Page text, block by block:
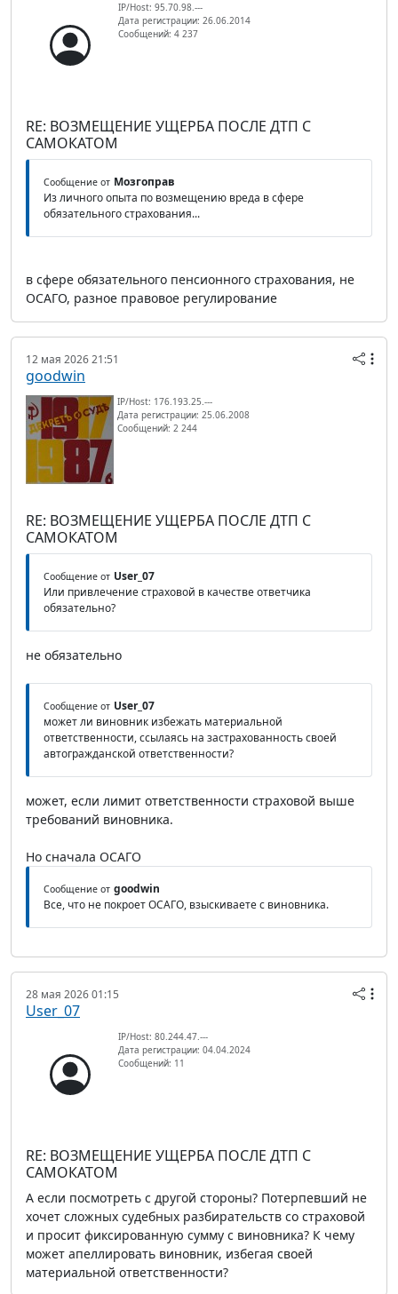
IP/Host: 95.70.98.---
Дата регистрации: 26.06.2014
Сообщений: 4 237
RE: ВОЗМЕЩЕНИЕ УЩЕРБА ПОСЛЕ ДТП С
САМОКАТОМ
Сообщение от Мозгоправ
Из личного опыта по возмещению вреда в сфере
обязательного страхования...
в сфере обязательного пенсионного страхования, не
ОСАГО, разное правовое регулирование
12 мая 2026 21:51
goodwin
IP/Host: 176.193.25.---
Дата регистрации: 25.06.2008
Сообщений: 2 244
RE: ВОЗМЕЩЕНИЕ УЩЕРБА ПОСЛЕ ДТП С
САМОКАТОМ
Сообщение от User_07
Или привлечение страховой в качестве ответчика
обязательно?
не обязательно
Сообщение от User_07
может ли виновник избежать материальной
ответственности, ссылаясь на застрахованность своей
автогражданской ответственности?
может, если лимит ответственности страховой выше
требований виновника.
Но сначала ОСАГО
Сообщение от goodwin
Все, что не покроет ОСАГО, взыскиваете с виновника.
28 мая 2026 01:15
User_07
IP/Host: 80.244.47.---
Дата регистрации: 04.04.2024
Сообщений: 11
RE: ВОЗМЕЩЕНИЕ УЩЕРБА ПОСЛЕ ДТП С
САМОКАТОМ
А если посмотреть с другой стороны? Потерпевший не
хочет сложных судебных разбирательств со страховой
и просит фиксированную сумму с виновника? К чему
может апеллировать виновник, избегая своей
материальной ответственности?